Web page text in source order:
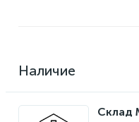
Наличие
Склад